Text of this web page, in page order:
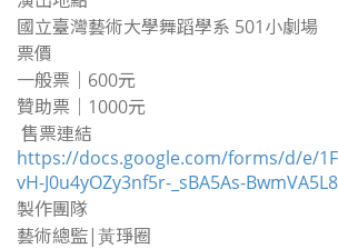
國立臺灣藝術大學舞蹈學系 501小劇場
票價
一般票｜600元
贊助票｜1000元
售票連結
https://docs.google.com/forms/d/e/
vH-J0u4yOZy3nf5r-_sBA5As-
製作團隊
藝術總監|⿈琤圈